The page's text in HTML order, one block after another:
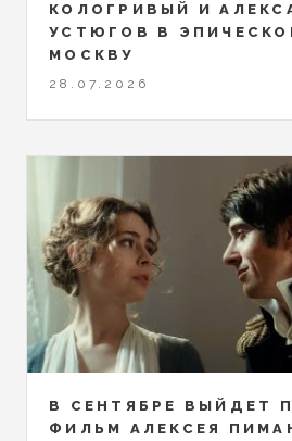
КОЛОГРИВЫЙ И
УСТЮГОВ В
МОСКВУ
28.07.2026
В СЕНТЯБРЕ ВЫЙДЕТ
ФИЛЬМ АЛЕКСЕЯ